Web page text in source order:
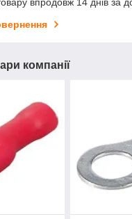
впродовж 14 днів за
компанії